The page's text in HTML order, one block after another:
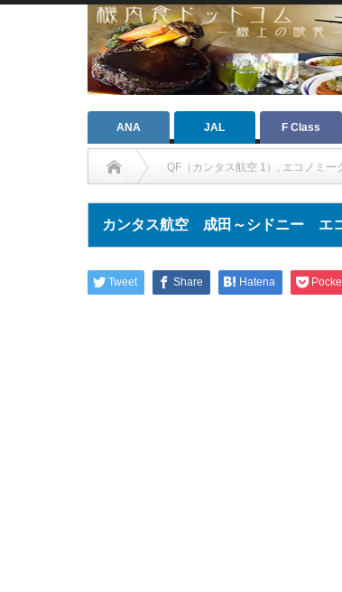
ANA JAL F Class
QF（カンタス航空 1） , エコノミー
カンタス航空 成田～シドニー エ
Tweet Share Hatena